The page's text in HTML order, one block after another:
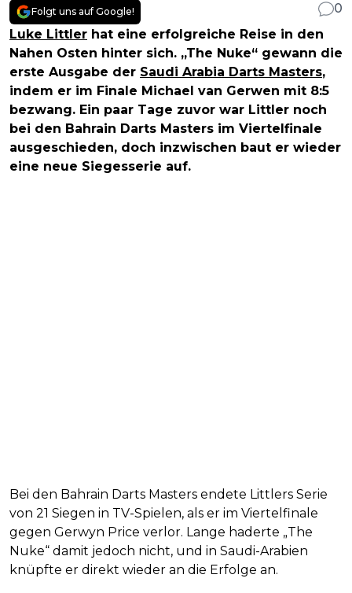
Folgt uns auf Google!
0
Luke Littler hat eine erfolgreiche Reise in den
Nahen Osten hinter sich. „The Nuke“ gewann die
erste Ausgabe der Saudi Arabia Darts Masters,
indem er im Finale Michael van Gerwen mit 8:5
bezwang. Ein paar Tage zuvor war Littler noch
bei den Bahrain Darts Masters im Viertelfinale
ausgeschieden, doch inzwischen baut er wieder
eine neue Siegesserie auf.
Bei den Bahrain Darts Masters endete Littlers Serie
von 21 Siegen in TV-Spielen, als er im Viertelfinale
gegen Gerwyn Price verlor. Lange haderte „The
Nuke“ damit jedoch nicht, und in Saudi-Arabien
knüpfte er direkt wieder an die Erfolge an.